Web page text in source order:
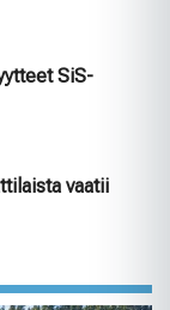
SiS-
vaatii